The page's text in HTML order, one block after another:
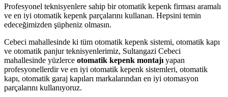
Profesyonel teknisyenlere sahip bir otomatik kepenk firması aramalı
ve en iyi otomatik kepenk parçalarını kullanan. Hepsini temin
edeceğimizden şüpheniz olmasın.
Cebeci mahallesinde ki tüm otomatik kepenk sistemi, otomatik kapı
ve otomatik panjur teknisyenlerimiz, Sultangazi Cebeci
mahallesinde yüzlerce otomatik kepenk montajı yapan
profesyonellerdir ve en iyi otomatik kepenk sistemleri, otomatik
kapı, otomatik garaj kapıları markalarından en iyi otomasyon
parçalarını kullanıyoruz.